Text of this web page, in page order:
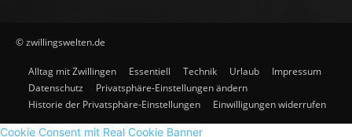
© zwillingswelten.de
Alltag mit Zwillingen Essentiell Technik Urlaub
Impressum
Datenschutz
Privatsphäre-Einstellungen ändern
Historie der Privatsphäre-Einstellungen
Einwilligungen widerrufen
Cookie Consent mit Real Cookie Banner